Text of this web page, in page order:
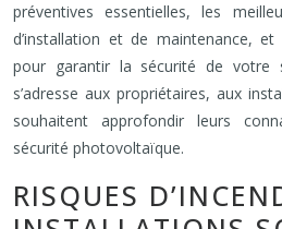
préventives essentielles, les
d’installation et de maintenance,
pour garantir la sécurité de votre
s’adresse aux propriétaires, aux
souhaitent approfondir leurs
sécurité photovoltaïque.
RISQUES